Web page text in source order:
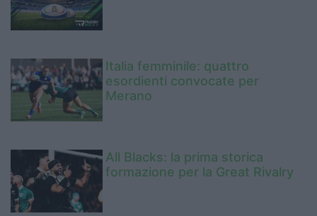
Italia femminile: quattro
esordienti convocate per
Merano
All Blacks: la prima storica
formazione per la Great Rivalry